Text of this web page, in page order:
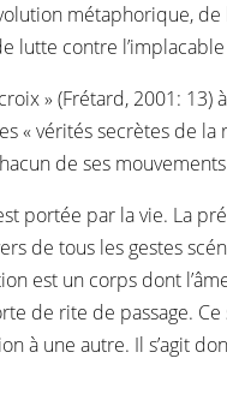
métaphorique,
lutte contre
» (Frétard, 2001:
« vérités secrètes de
de ses
portée par la vie. La
de tous les gestes
est un corps dont
de rite de passage.
à une autre. Il s’agit